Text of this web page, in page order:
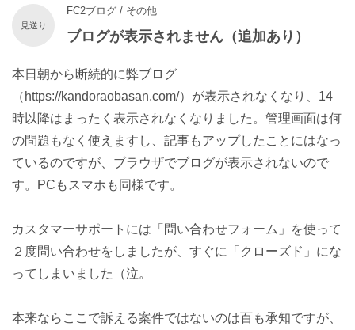
見送り
FC2ブログ / その他
ブログが表示されません（追加あり）
本日朝から断続的に弊ブログ
（https://kandoraobasan.com/）が表示されなくなり、14
時以降はまったく表示されなくなりました。管理画面は何
の問題もなく使えますし、記事もアップしたことにはなっ
ているのですが、ブラウザでブログが表示されないので
す。PCもスマホも同様です。
カスタマーサポートには「問い合わせフォーム」を使って
２度問い合わせをしましたが、すぐに「クローズド」にな
ってしまいました（泣。
本来ならここで訴える案件ではないのは百も承知ですが、